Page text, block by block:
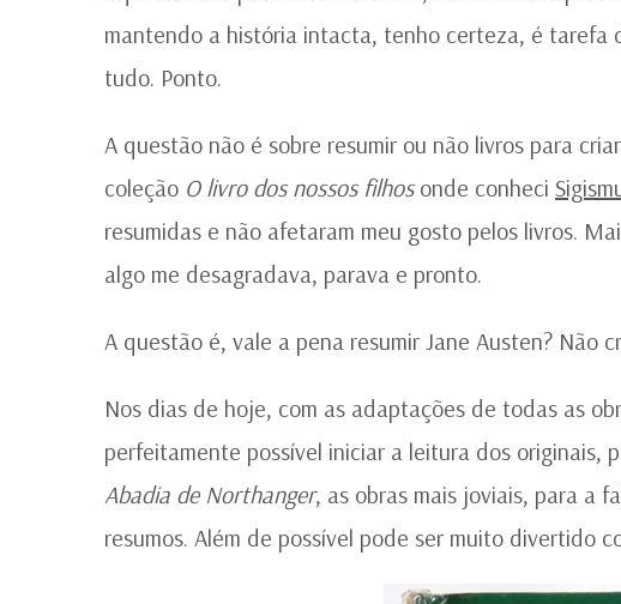
mantendo a história intacta, tenho certeza, é tarefa
tudo. Ponto.
A questão não é sobre resumir ou não livros para
coleção O livro dos nossos filhosonde conheci
resumidas e não afetaram meu gosto pelos livros.
algo me desagradava, parava e pronto.
A questão é, vale a pena resumir Jane Austen? Não
Nos dias de hoje, com as adaptações de todas as
perfeitamente possível iniciar a leitura dos originais,
Abadia de Northanger, as obras mais joviais, para a
resumos. Além de possível pode ser muito divertido